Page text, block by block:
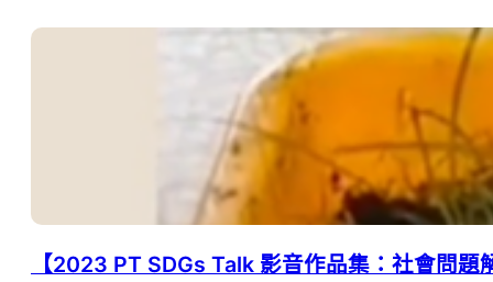
【2023 PT SDGs Talk 影音作品集：社會問